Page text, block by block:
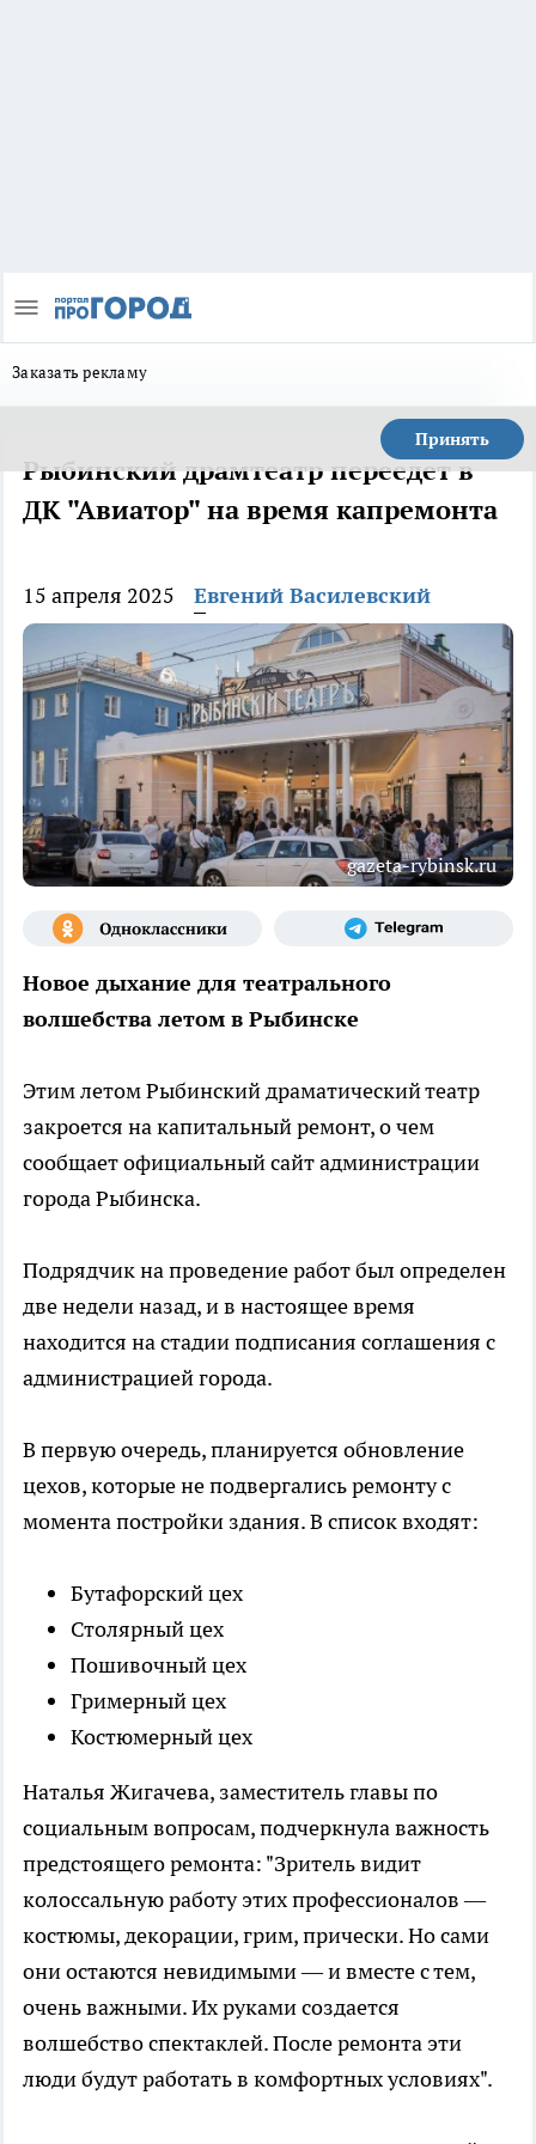
Заказать рекламу
Принять
Рыбинский драмтеатр переедет в
ДК "Авиатор" на время капремонта
15 апреля 2025 Евгений Василевский
gazeta-rybinsk.ru
Новое дыхание для театрального
волшебства летом в Рыбинске
Этим летом Рыбинский драматический театр
закроется на капитальный ремонт, о чем
сообщает официальный сайт администрации
города Рыбинска.
Подрядчик на проведение работ был определен
две недели назад, и в настоящее время
находится на стадии подписания соглашения с
администрацией города.
В первую очередь, планируется обновление
цехов, которые не подвергались ремонту с
момента постройки здания. В список входят:
Бутафорский цех
Столярный цех
Пошивочный цех
Гримерный цех
Костюмерный цех
Наталья Жигачева, заместитель главы по
социальным вопросам, подчеркнула важность
предстоящего ремонта: "Зритель видит
колоссальную работу этих профессионалов —
костюмы, декорации, грим, прически. Но сами
они остаются невидимыми — и вместе с тем,
очень важными. Их руками создается
волшебство спектаклей. После ремонта эти
люди будут работать в комфортных условиях".